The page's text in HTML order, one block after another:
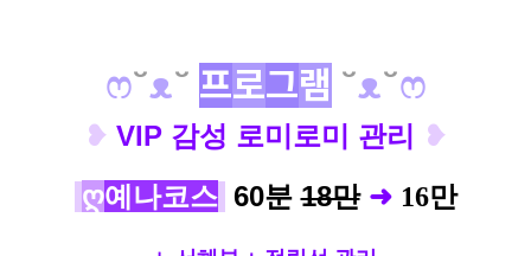
ෆ˘ᴥ˘ 프로그램 ˘ᴥ˘ෆ
❥ VIP 감성 로미로미 관리
❥
ღ예나코스 60분 18만 ➜ 16만